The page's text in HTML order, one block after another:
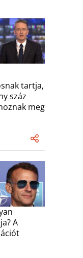
tartja,
száz
meg
A